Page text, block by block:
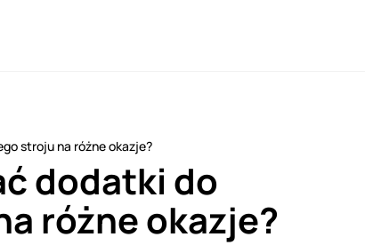
stroju na różne okazje?
dodatki do
różne okazje?